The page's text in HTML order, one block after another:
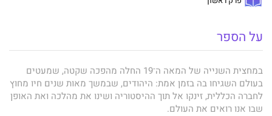
על הספר
במחצית השנייה של המאה ה־19 החלה מהפכה שקטה, שמעטים
בעולם השגיחו בה בזמן אמת: היהודים, שבמשך מאות שנים חיו מחוץ
לחברה הכללית, זינקו אל תוך ההיסטוריה ושינו את מהלכה ואת האופן
שבו אנו רואים את העולם.